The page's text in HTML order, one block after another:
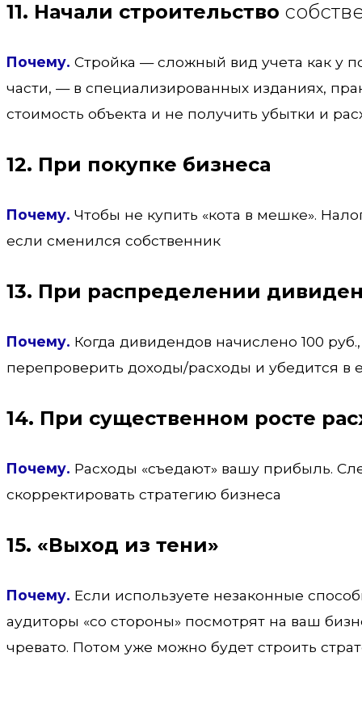
11. Начали строительство
Почему. Стройка — сложный вид учета как у
части, — в специализированных изданиях,
стоимость объекта и не получить убытки и
12. При покупке бизнеса
Почему. Чтобы не купить «кота в мешке».
если сменился собственник
13. При распределении
Почему. Когда дивидендов начислено 100
перепроверить доходы/расходы и убедится в
14. При существенном росте
Почему. Расходы «съедают» вашу прибыль.
скорректировать стратегию бизнеса
15. «Выход из тени»
Почему. Если используете незаконные
аудиторы «со стороны» посмотрят на ваш
чревато. Потом уже можно будет строить